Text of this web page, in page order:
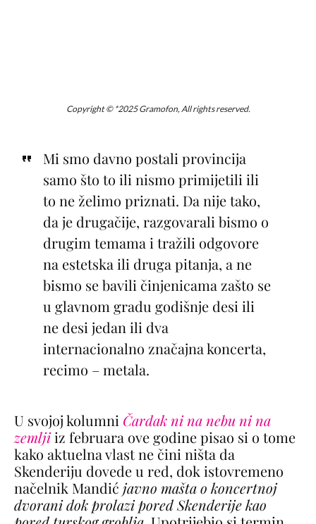
Copyright © *2025 Gramofon, All rights reserved.
Mi smo davno postali provincija
samo što to ili nismo primijetili ili
to ne želimo priznati. Da nije tako,
da je drugačije, razgovarali bismo o
drugim temama i tražili odgovore
na estetska ili druga pitanja, a ne
bismo se bavili činjenicama zašto se
u glavnom gradu godišnje desi ili
ne desi jedan ili dva
internacionalno značajna koncerta,
recimo – metala.
U svojoj kolumni Čardak ni na nebu ni na
zemljiiz februara ove godine pisao si o tome
kako aktuelna vlast ne čini ništa da
Skenderiju dovede u red, dok istovremeno
načelnik Mandić javno mašta o koncertnoj
dvorani dok prolazi pored Skenderije kao